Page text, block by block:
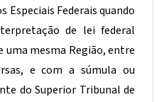
Especiais Federais quando
de lei federal
uma mesma Região, entre
e com a súmula ou
do Superior Tribunal de